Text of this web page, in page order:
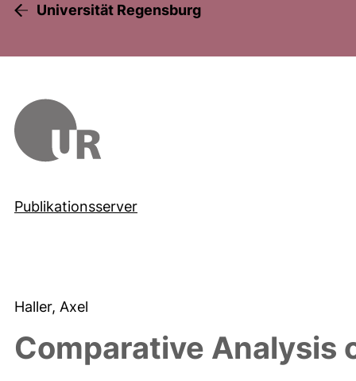
Universität Regensburg
Publikationsserver
Haller, Axel
Comparative Analysis